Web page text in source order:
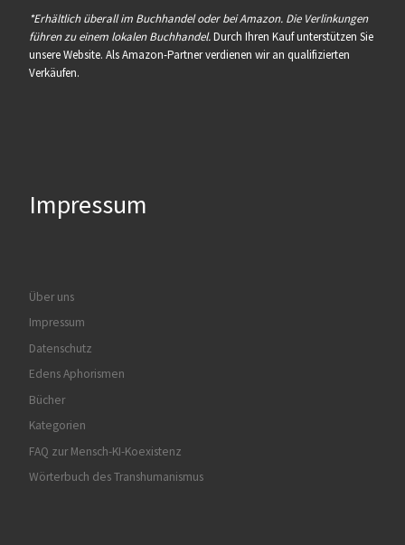
*Erhältlich überall im Buchhandel oder bei Amazon. Die Verlinkungen
führen zu einem lokalen Buchhandel.Durch Ihren Kauf unterstützen Sie
unsere Website. Als Amazon-Partner verdienen wir an qualifizierten
Verkäufen.
Impressum
Über uns
Impressum
Datenschutz
Edens Aphorismen
Bücher
Kategorien
FAQ zur Mensch-KI-Koexistenz
Wörterbuch des Transhumanismus